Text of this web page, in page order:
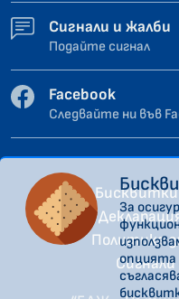
Сигнали и жалби
Подайте сигнал
Facebook
Следвайте ни във
Бисквитки
Политика
За
опцията